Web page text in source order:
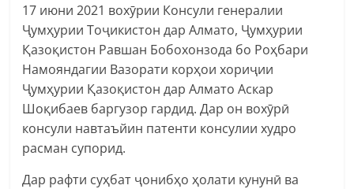
17 июни 2021 вохӯрии Консули генералии
Ҷумҳурии Тоҷикистон дар Алмато, Ҷумҳурии
Қазоқистон Равшан Бобохонзода бо Роҳбари
Намояндагии Вазорати корҳои хориҷии
Ҷумҳурии Қазоқистон дар Алмато Аскар
Шоқибаев баргузор гардид. Дар он вохӯрӣ
консули навтаъйин патенти консулии худро
расман супорид.
Дар рафти суҳбат ҷонибҳо ҳолати кунунӣ ва